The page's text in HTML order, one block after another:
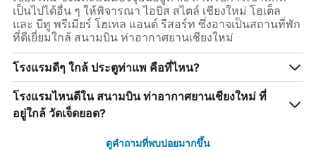
เป็นไปได้อื่น ๆ ให้พิจารณา ไอบิส สไตล์ เชียงใหม่ โฮเต็ล
และ บีทู พรีเมียร์ โฮเทล แอนด์ รีสอร์ท ซึ่งอาจเป็นสถานที่พัก
ที่ดีเยี่ยมใกล้ สนามบิน ท่าอากาศยานเชียงใหม่
โรงแรมดีๆ ใกล้ ประตูท่าแพ คือที่ไหน?
โรงแรมไหนดีใน สนามบิน ท่าอากาศยานเชียงใหม่ ที่
อยู่ใกล้ วัดเจ็ดยอด?
ดูคำถามที่พบบ่อยมากขึ้น